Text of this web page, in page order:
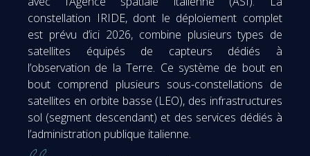
constellation IRIDE, dont le déploiement complet
est prévu d’ici 2026, combine plusieurs types de
satellites équipés de capteurs dédiés à
l’observation de la Terre. Ce système de bout en
bout comprend plusieurs sous-constellations de
satellites en orbite basse (LEO), des infrastructures
sol (segment descendant) et des services dédiés à
l’administration publique italienne.